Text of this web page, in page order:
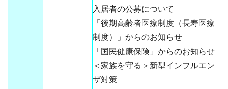
入居者の公募について
「後期高齢者医療制度（長寿医療
制度）」からのお知らせ
「国民健康保険」からのお知らせ
＜家族を守る＞新型インフルエン
ザ対策